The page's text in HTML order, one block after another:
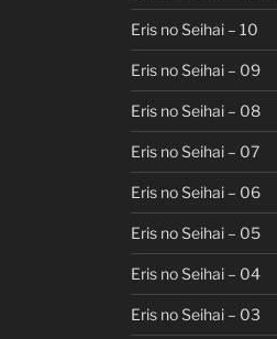
Eris no Seihai – 10
Eris no Seihai – 09
Eris no Seihai – 08
Eris no Seihai – 07
Eris no Seihai – 06
Eris no Seihai – 05
Eris no Seihai – 04
Eris no Seihai – 03